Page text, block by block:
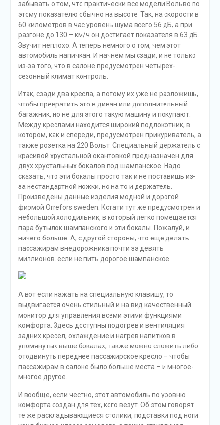
А вот в передней части салона водителя излишним
комфортом точно не удивишь. Здесь все в стили
Вольво – строгий и узнаваемый комфорт плюс
минимализм в дизайне. Порой даже кажется, для
большинства дорогих моделей все ключевые точки
интерьера – переключатели и кнопки, экран и руль –
А потому и проблемы, с которыми сталкивается
водитель в машине Вольво, уже не удивляют. Так,
опять же недостаточно яркий и контрастный дисплей,
которому вдобавок еще и мешают выпирающие
боковые рамки. А на кнопках и переключателях из
глянцевого пластика тут же скапливается пыль и грязь.
Да и вообще последние довольно мелкие – опять же
из-за излишнего декора. Пожалуй, единственный
элемент роскоши на стороне водителя – это
оформленный хрусталем рычаг переключения
передач. Да, и цвет подсветки салона можно
настроить – при помощи небольшого фонарика на
потолке.
Багажником данный volvo hybrid xc90 также не обделен.
Его размеры 90 на 112 сантиметров. Хотя, казалось бы,
деньгами…
Динамика и «гибридные»
особенности
Главное отличие между традиционным
подзаряжаемым гибридом и «мягким» гибридом
заключается в том, что в первом случае автомобиль
может самостоятельно двигаться с помощью
электродвигателя, а во втором электромотор способен
определенных моментах. Все дело в том, что в
«мягком» гибриде электрический двигатель не
достаточно силен, чтобы разогнать автомобиль и